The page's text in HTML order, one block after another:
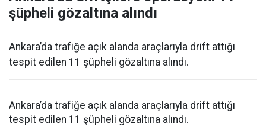
şüpheli gözaltına alındı
Ankara’da trafiğe açık alanda araçlarıyla drift attığı
tespit edilen 11 şüpheli gözaltına alındı.
Ankara’da trafiğe açık alanda araçlarıyla drift attığı
tespit edilen 11 şüpheli gözaltına alındı.